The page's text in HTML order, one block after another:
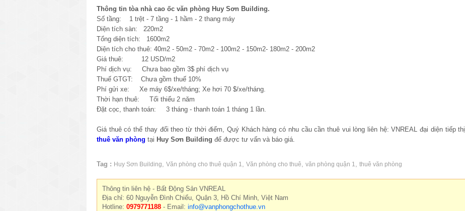
Thông tin tòa nhà cao ốc văn phòng Huy Sơn Building.
Số tầng: 1 trệt - 7 tầng - 1 hầm - 2 thang máy
Diện tích sàn: 220m2
Tổng diện tích: 1600m2
Diện tích cho thuê: 40m2 - 50m2 - 70m2 - 100m2 - 150m2- 180m2 - 200m2
Giá thuê: 12 USD/m2
Phí dịch vụ: Chưa bao gồm 3$ phí dịch vụ
Thuế GTGT: Chưa gồm thuế 10%
Phí gửi xe: Xe máy 6$/xe/tháng; Xe hơi 70 $/xe/tháng.
Thời hạn thuê: Tối thiểu 2 năm
Đặt cọc, thanh toán: 3 tháng - thanh toán 1 tháng 1 lần.
Giá thuê có thể thay đổi theo từ thời điểm, Quý Khách hàng có nhu cầu cần thuê vui lòng liên hệ: VNREAL đại diện tiếp thị
thuê văn phòng tại Huy Sơn Building để được tư vấn và báo giá.
Tag : Huy Sơn Building Văn phòng cho thuê quận 1 Văn phòng cho thuê văn phòng quận 1 thuê văn phòng
Thông tin liên hệ - Bất Động Sản VNREAL
Địa chỉ: 60 Nguyễn Đình Chiểu, Quận 3, Hồ Chí Minh, Việt Nam
Hotline: 0979771188 - Email: info@vanphongchothue.vn